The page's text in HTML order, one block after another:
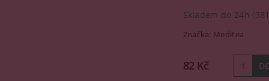
Skladem do 24h
Značka: Meditea
82 Kč